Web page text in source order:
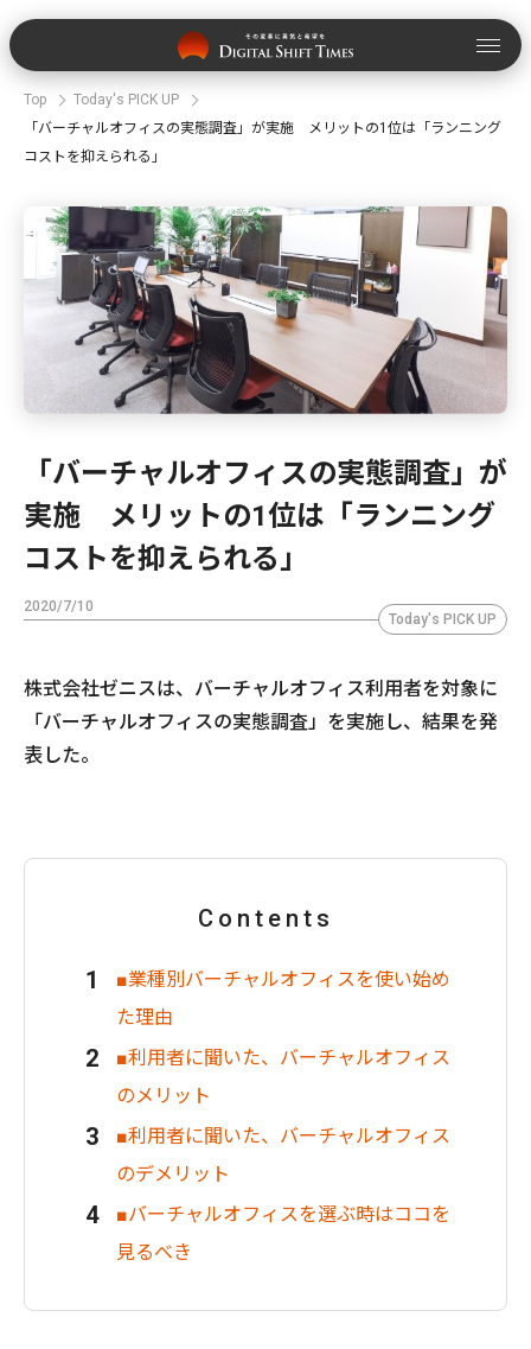
Top
Today's PICK UP
「バーチャルオフィスの実態調査」が実施 メリットの1位は「ランニング
コストを抑えられる」
「バーチャルオフィスの実態調査」が
実施 メリットの1位は「ランニング
コストを抑えられる」
2020/7/10
Today's PICK UP
株式会社ゼニスは、バーチャルオフィス利用者を対象に
「バーチャルオフィスの実態調査」を実施し、結果を発
表した。
Contents
■業種別バーチャルオフィスを使い始め
た理由
■利用者に聞いた、バーチャルオフィス
のメリット
■利用者に聞いた、バーチャルオフィス
のデメリット
■バーチャルオフィスを選ぶ時はココを
見るべき